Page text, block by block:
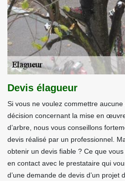
Devis élagueur
Si vous ne voulez commettre
décision concernant la mise en
d’arbre, nous vous conseillons
devis réalisé par un professionnel.
obtenir un devis fiable ? Ce que
en contact avec le prestataire qui
d’une demande de devis d’un projet